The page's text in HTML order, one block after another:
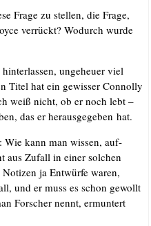
Fra­ge zu stel­len, die Fra­ge,
ver­rückt? Wodurch wur­de
unge­heu­er viel
Titel hat ein gewis­ser Con­nol­ly
weiß nicht, ob er noch lebt –
das er her­aus­ge­ge­ben hat.
Wie kann man wis­sen, auf­
aus Zufall in einer sol­chen
ja Ent­wür­fe waren,
und er muss es schon gewollt
For­scher nennt, ermun­tert